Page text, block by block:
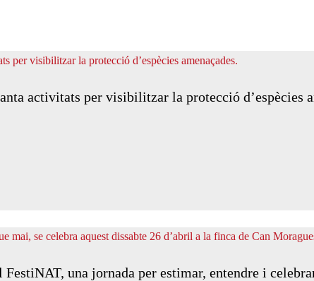
activitats per visibilitzar la protecció d’espècies
una jornada per estimar, entendre i